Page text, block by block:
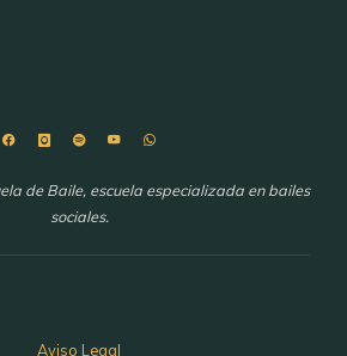
de Baile, escuela especializada en bailes
sociales.
Aviso Legal